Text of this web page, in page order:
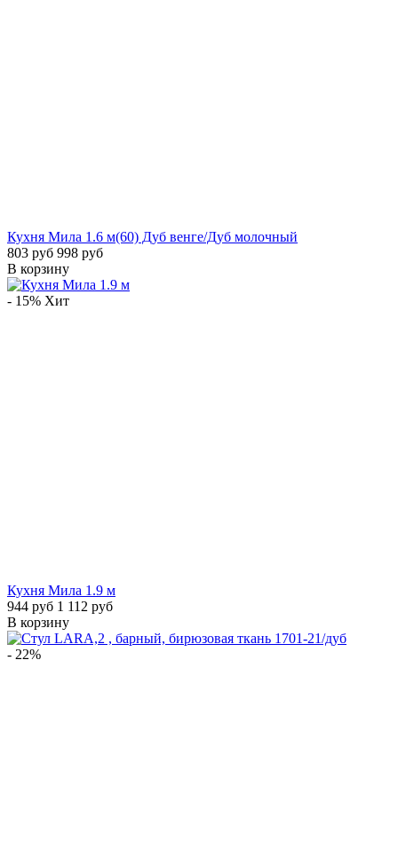
Кухня Мила 1.6 м(60) Дуб венге/Дуб молочный
803 руб 998 руб
В корзину
- 15% Хит
Кухня Мила 1.9 м
944 руб 1 112 руб
В корзину
- 22%